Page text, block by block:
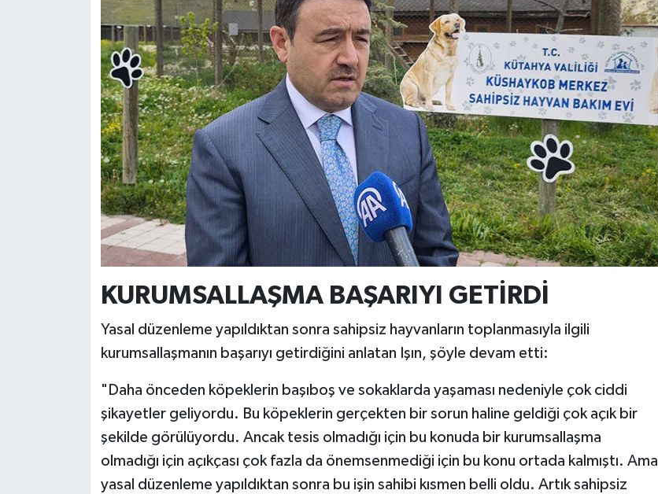
KURUMSALLAŞMA BAŞARIYI GETİRDİ
Yasal düzenleme yapıldıktan sonra sahipsiz hayvanların toplanmasıyla ilgili
kurumsallaşmanın başarıyı getirdiğini anlatan Işın, şöyle devam etti:
"Daha önceden köpeklerin başıboş ve sokaklarda yaşaması nedeniyle çok ciddi
şikayetler geliyordu. Bu köpeklerin gerçekten bir sorun haline geldiği çok açık bir
şekilde görülüyordu. Ancak tesis olmadığı için bu konuda bir kurumsallaşma
olmadığı için açıkçası çok fazla da önemsenmediği için bu konu ortada kalmıştı. Ama
yasal düzenleme yapıldıktan sonra bu işin sahibi kısmen belli oldu. Artık sahipsiz